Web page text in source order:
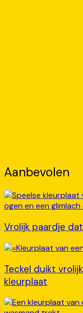
Aanbevolen
Vrolijk paardje
Teckel duikt
kleurplaat